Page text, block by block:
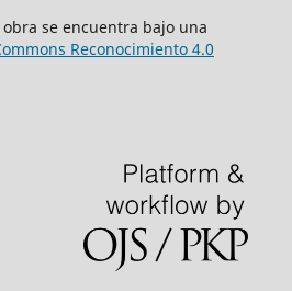
se encuentra bajo una
Reconocimiento 4.0